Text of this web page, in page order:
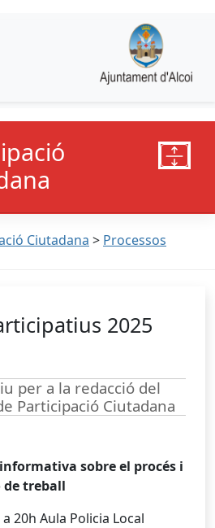
Ciutadana > Processos
2025
per a la redacció del
Participació Ciutadana
sobre el procés i
de treball
20h Aula Policia Local